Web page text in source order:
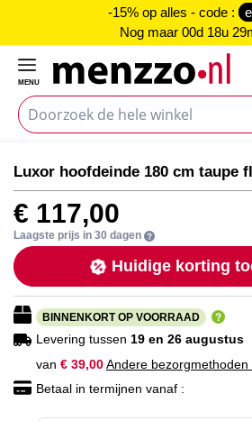
-15% op alles - code :
Nog maar 00d 18u
MENU
naar
het
einde
van
de
afbeeldingen-
gallerij
naar
het
begin
van
de
afbeeldingen-
gallerij
Luxor hoofdeinde 180 cm taupe
€ 117,00
Laagste prijs in 30 dagen
Huidige korting
BINNENKORT OP VOORRAAD
Levering tussen 19 en 26 augustus
van € 39,00Andere bezorgmethoden
Betaal in termijnen vanaf :